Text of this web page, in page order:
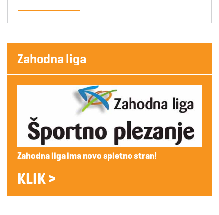
Zahodna liga
Zahodna liga ima novo spletno stran!
KLIK >